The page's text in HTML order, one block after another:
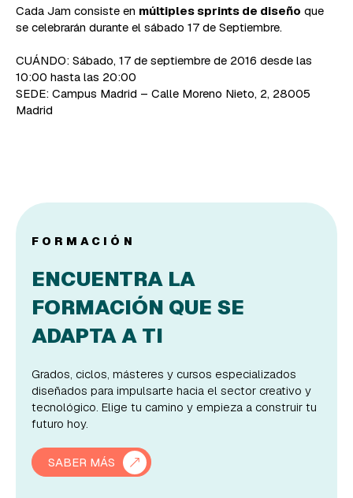
Cada Jam consiste en múltiples sprints de diseño que
se celebrarán durante el sábado 17 de Septiembre.
CUÁNDO: Sábado, 17 de septiembre de 2016 desde las
10:00 hasta las 20:00
SEDE: Campus Madrid – Calle Moreno Nieto, 2, 28005
Madrid
FORMACIÓN
ENCUENTRA LA
FORMACIÓN QUE SE
ADAPTA A TI
Grados, ciclos, másteres y cursos especializados
diseñados para impulsarte hacia el sector creativo y
tecnológico. Elige tu camino y empieza a construir tu
futuro hoy.
SABER MÁS